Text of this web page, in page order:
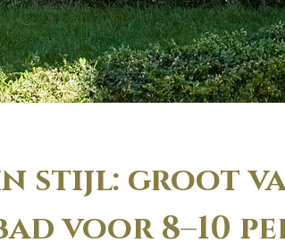
stijl: groot
voor 8–10